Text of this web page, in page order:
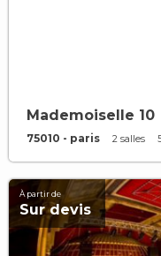
Mademoiselle 10
75010 - paris 2 salles
À partir de
Sur devis